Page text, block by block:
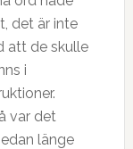
det är inte
att de skulle
i
var det
länge